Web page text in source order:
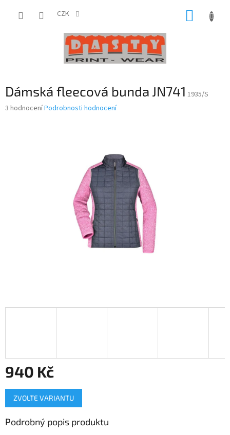
CZK
Dámská fleecová bunda JN741 1935/S
Průměrné
3 hodnoceníPodrobnosti hodnocení
940 Kč
Měrná
cena:
ZVOLTE VARIANTU
Podrobný popis produktu